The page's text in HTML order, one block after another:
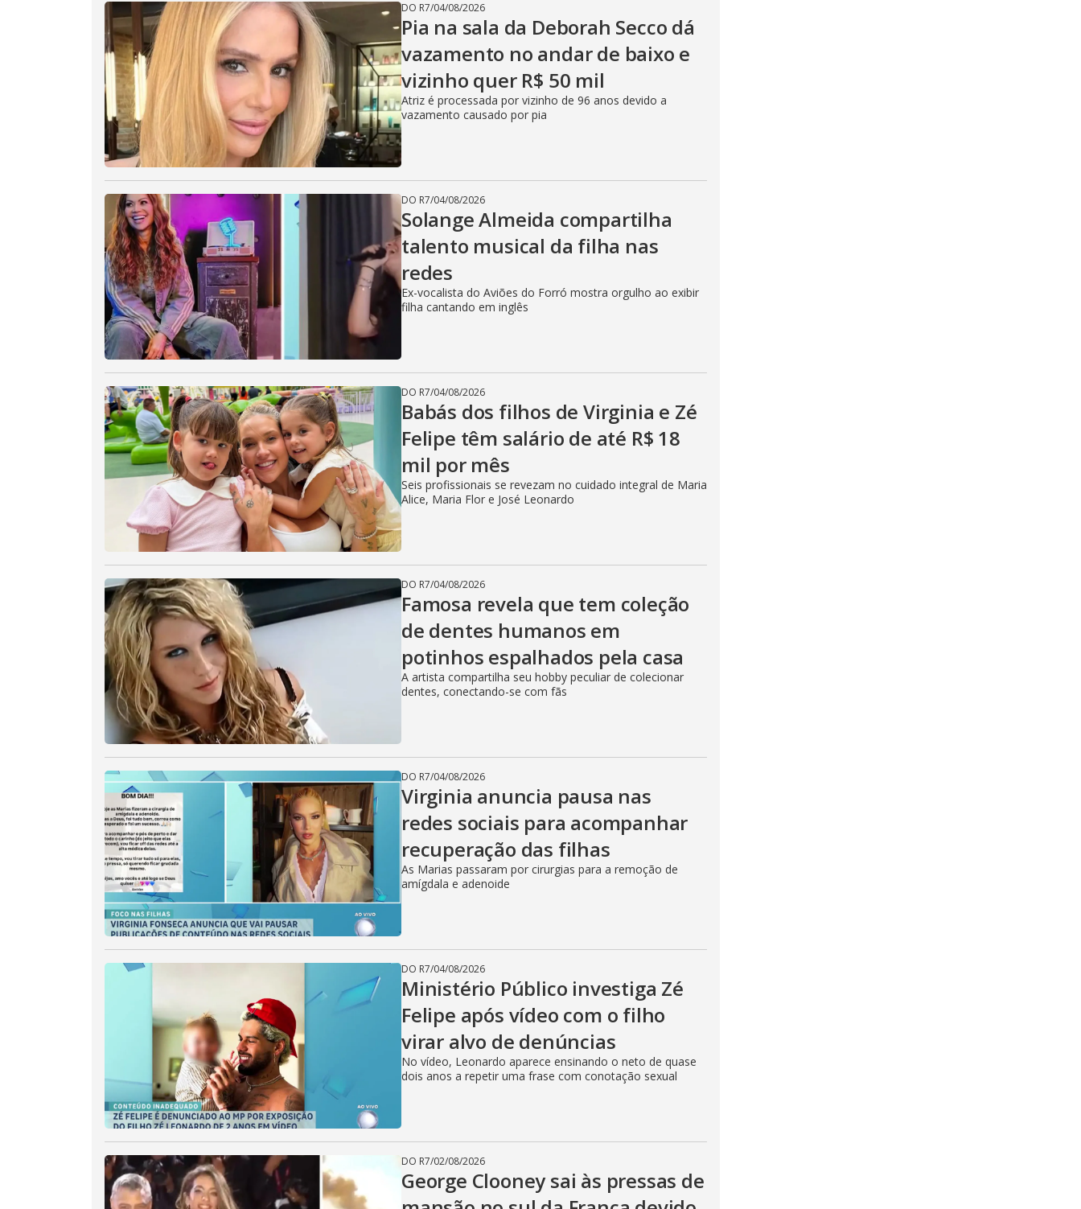
DO R7/04/08/2026
Pia na sala da Deborah Secco dá
vazamento no andar de baixo e
vizinho quer R$ 50 mil
Atriz é processada por vizinho de 96 anos devido a
vazamento causado por pia
DO R7/04/08/2026
Solange Almeida compartilha
talento musical da filha nas
redes
Ex-vocalista do Aviões do Forró mostra orgulho ao exibir
filha cantando em inglês
DO R7/04/08/2026
Babás dos filhos de Virginia e Zé
Felipe têm salário de até R$ 18
mil por mês
Seis profissionais se revezam no cuidado integral de Maria
Alice, Maria Flor e José Leonardo
DO R7/04/08/2026
Famosa revela que tem coleção
de dentes humanos em
potinhos espalhados pela casa
A artista compartilha seu hobby peculiar de colecionar
dentes, conectando-se com fãs
DO R7/04/08/2026
Virginia anuncia pausa nas
redes sociais para acompanhar
recuperação das filhas
As Marias passaram por cirurgias para a remoção de
amígdala e adenoide
DO R7/04/08/2026
Ministério Público investiga Zé
Felipe após vídeo com o filho
virar alvo de denúncias
No vídeo, Leonardo aparece ensinando o neto de quase
dois anos a repetir uma frase com conotação sexual
DO R7/02/08/2026
George Clooney sai às pressas de